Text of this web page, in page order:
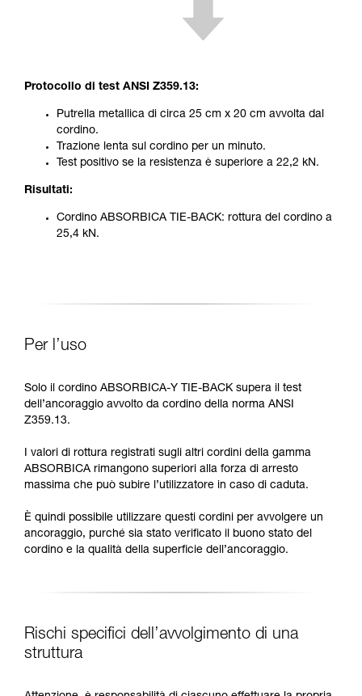
Protocollo di test ANSI Z359.13:
Putrella metallica di circa 25 cm x 20 cm avvolta dal
cordino.
Trazione lenta sul cordino per un minuto.
Test positivo se la resistenza è superiore a 22,2 kN.
Risultati:
Cordino ABSORBICA TIE-BACK: rottura del cordino a
25,4 kN.
Per l’uso
Solo il cordino ABSORBICA-Y TIE-BACK supera il test
dell’ancoraggio avvolto da cordino della norma ANSI
Z359.13.
I valori di rottura registrati sugli altri cordini della gamma
ABSORBICA rimangono superiori alla forza di arresto
massima che può subire l’utilizzatore in caso di caduta.
È quindi possibile utilizzare questi cordini per avvolgere un
ancoraggio, purché sia stato verificato il buono stato del
cordino e la qualità della superficie dell’ancoraggio.
Rischi specifici dell’avvolgimento di una
struttura